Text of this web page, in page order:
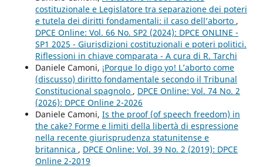
costituzionale e Legislatore tra separazione dei poteri
e tutela dei diritti fondamentali: il caso dell’aborto ,
DPCE Online: Vol. 66 No. SP2 (2024): DPCE ONLINE -
SP1 2025 - Giurisdizioni costituzionali e poteri politici.
Riflessioni in chiave comparata - A cura di R. Tarchi
Daniele Camoni, ¡Porque lo digo yo! L’aborto come
(discusso) diritto fondamentale secondo il Tribunal
Constitucional spagnolo , DPCE Online: Vol. 74 No. 2
(2026): DPCE Online 2-2026
Daniele Camoni, Is the proof (of speech freedom) in
the cake? Forme e limiti della libertà di espressione
nella recente giurisprudenza statunitense e
britannica , DPCE Online: Vol. 39 No. 2 (2019): DPCE
Online 2-2019